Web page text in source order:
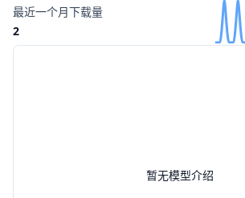
暂无模型介绍
最近一个月下载量
2